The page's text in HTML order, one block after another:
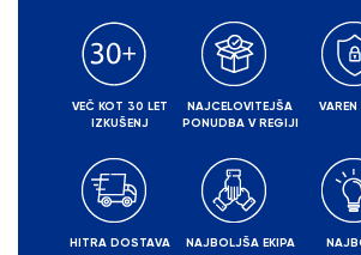
VEČ KOT 30 LET
IZKUŠENJ
NAJCELOVITEJŠA
PONUDBA V REGIJI
VAREN
HITRA DOSTAVA NAJBOLJŠA EKIPA